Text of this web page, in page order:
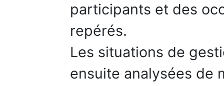
participants et des
repérés.
Les situations de
ensuite analysées de